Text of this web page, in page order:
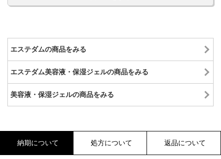
エステダムの商品をみる
エステダム美容液・保湿ジェルの商品をみる
美容液・保湿ジェルの商品をみる
納期について 処方について 返品について